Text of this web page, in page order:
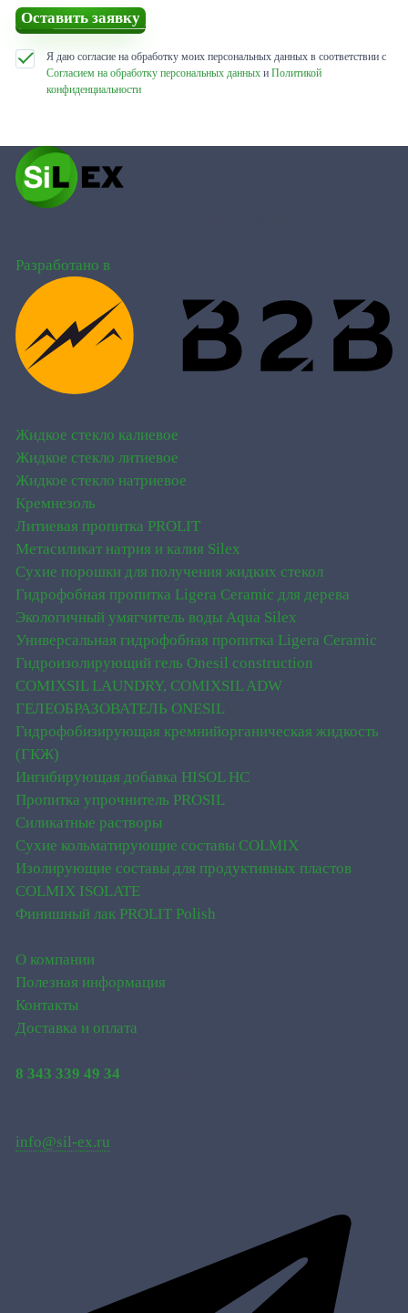
Оставить заявку
Я даю согласие на обработку моих персональных данных в соответствии с
Согласием на обработку персональных данных и Политикой
конфиденциальности
Разработано в
Жидкое стекло калиевое
Жидкое стекло литиевое
Жидкое стекло натриевое
Кремнезоль
Литиевая пропитка PROLIT
Метасиликат натрия и калия Silex
Сухие порошки для получения жидких стекол
Гидрофобная пропитка Ligera Ceramic для дерева
Экологичный умягчитель воды Aqua Silex
Универсальная гидрофобная пропитка Ligera Ceramic
Гидроизолирующий гель Onesil construction
COMIXSIL LAUNDRY, COMIXSIL ADW
ГЕЛЕОБРАЗОВАТЕЛЬ ONESIL
Гидрофобизирующая кремнийорганическая жидкость
(ГКЖ)
Ингибирующая добавка HISOL HC
Пропитка упрочнитель PROSIL
Силикатные растворы
Сухие кольматирующие составы COLMIX
Изолирующие составы для продуктивных пластов
CОLMIX ISOLATE
Финишный лак PROLIT Polish
О компании
Полезная информация
Контакты
Доставка и оплата
8 343 339 49 34
info@sil-ex.ru